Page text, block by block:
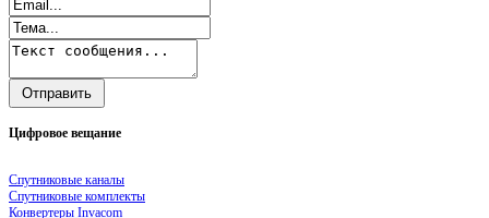
Цифровое вещание
Спутниковые каналы
Спутниковые комплекты
Конвертеры Invacom